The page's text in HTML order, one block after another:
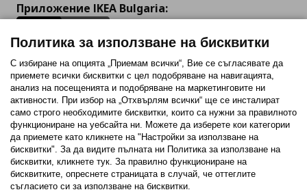
Приложение IKEA Bulgaria:
Последвайте ни:
FacebookTwitterYoutubePinterestInstagram
Политика за използване на бисквитки (Cookies)
Политика за използване на бисквитки
С избиране на опцията „Приемам всички“, Вие се съгласявате да
приемете всички бисквитки с цел подобряване на навигацията,
анализ на посещенията и подобряване на маркетинговите ни
активности. При избор на „Отхвърлям всички“ ще се инсталират
само строго необходимитe бисквитки, които са нужни за правилното
функциониране на уебсайта ни. Можете да изберете кои категории
да приемете като кликнете на "Настройки за използване на
бисквитки". За да видите пълната ни Политика за използване на
бисквитки, кликнете тук. За правилно функциониране на
бисквитките, опреснете страницата в случай, че оттеглите
съгласието си за използване на бисквитки.